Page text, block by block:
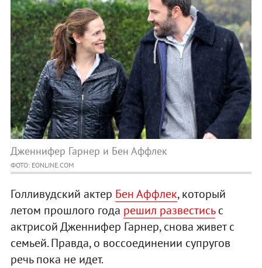
Дженнифер Гарнер и Бен Аффлек
ФОТО: EONLINE.COM
Голливудский актер Бен Аффлек, который
летом прошлого года решил развестисьс
актрисой Дженнифер Гарнер, снова живет с
семьей. Правда, о воссоединении супругов
речь пока не идет.